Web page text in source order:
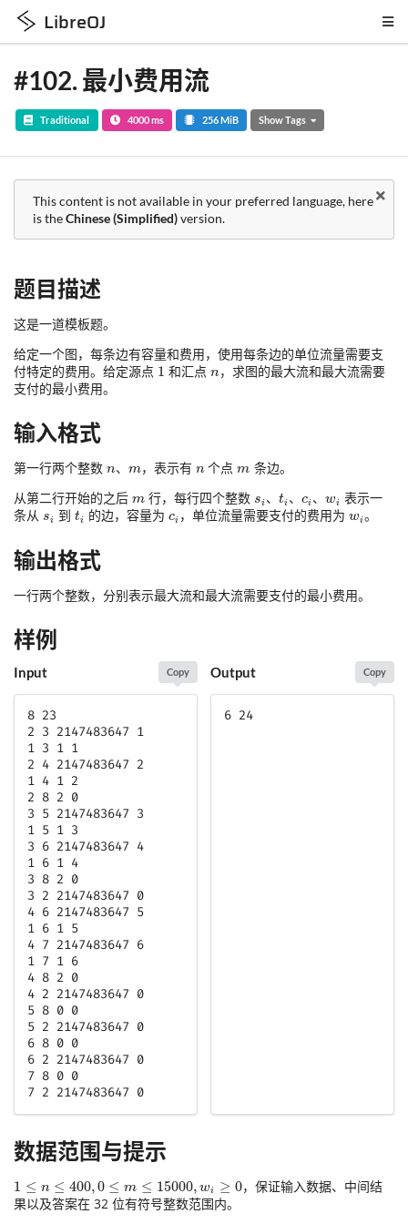
LibreOJ
#102.最小费用流
Traditional 4000 ms 256 MiB Show Tags
This content is not available in your preferred language, here
is theChinese (Simplified)version.
题目描述
这是一道模板题。
给定一个图，每条边有容量和费用，使用每条边的单位流量需要支
付特定的费用。给定源点
和汇点 ，求图的最大流和最大流需要
支付的最小费用。
输入格式
第一行两个整数 、 ，表示有 个点
条边。
从第二行开始的之后
行，每行四个整数 、 、 、
表示一
条从
到 的边，容量为 ，单位流量需要支付的费用为 。
输出格式
一行两个整数，分别表示最大流和最大流需要支付的最小费用。
样例
Input Copy
8 23
2 3 2147483647 1
1 3 1 1
2 4 2147483647 2
1 4 1 2
2 8 2 0
3 5 2147483647 3
1 5 1 3
3 6 2147483647 4
1 6 1 4
3 8 2 0
3 2 2147483647 0
4 6 2147483647 5
1 6 1 5
4 7 2147483647 6
1 7 1 6
4 8 2 0
4 2 2147483647 0
5 8 0 0
5 2 2147483647 0
6 8 0 0
6 2 2147483647 0
7 8 0 0
7 2 2147483647 0
Output Copy
6 24
数据范围与提示
，保证输入数据、中间结
果以及答案在 32 位有符号整数范围内。